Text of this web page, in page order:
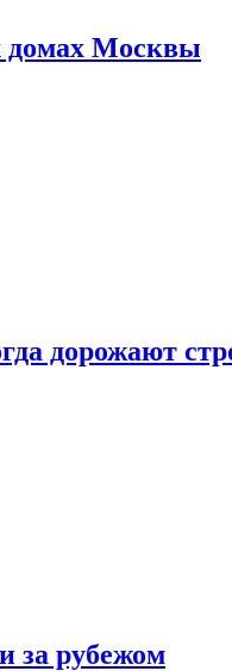
домах Москвы
дорожают
за рубежом